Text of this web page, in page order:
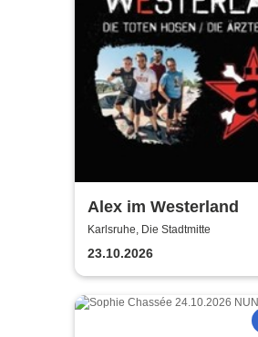
Alex im Westerland
Karlsruhe, Die Stadtmitte
23.10.2026